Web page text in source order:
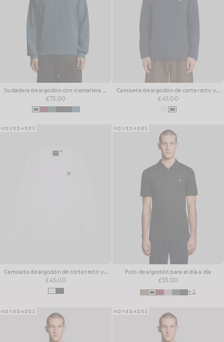
Sudadera de algodón con cremallera de 1/4 para el día a día
£75.00
Camiseta de algodón de corte recto y manga larga
£45.00
NOVEDADES
Camiseta de algodón de corte recto y manga larga
£45.00
NOVEDADES
Polo de algodón para el día a día
£55.00
+2
NOVEDADES NOVEDADES